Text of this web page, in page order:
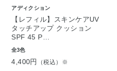
アディクション
【レフィル】スキンケアUV
タッチアップ クッション
SPF 45 P…
全3色
4,400円 （税込）※